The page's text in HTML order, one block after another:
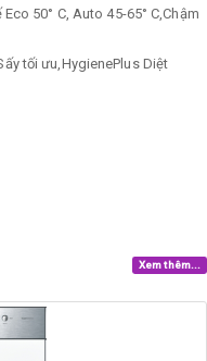
50° C, Auto 45-65° C,Chậm
tối ưu,HygienePlus Diệt
Xem thêm...